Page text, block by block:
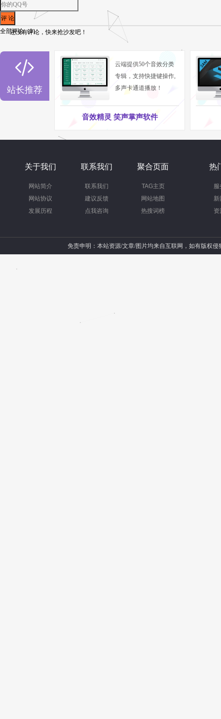
全部评论（0）
还没有评论，快来抢沙发吧！

站长推荐
云端提供50个音效分类
专辑，支持快捷键操作,
多声卡通道播放！
音效精灵 笑声掌声软件
关于我们
网站简介
网站协议
发展历程
联系我们
联系我们
建议反馈
点我咨询
聚合页面
TAG主页
网站地图
热搜词榜
热
服
新
资